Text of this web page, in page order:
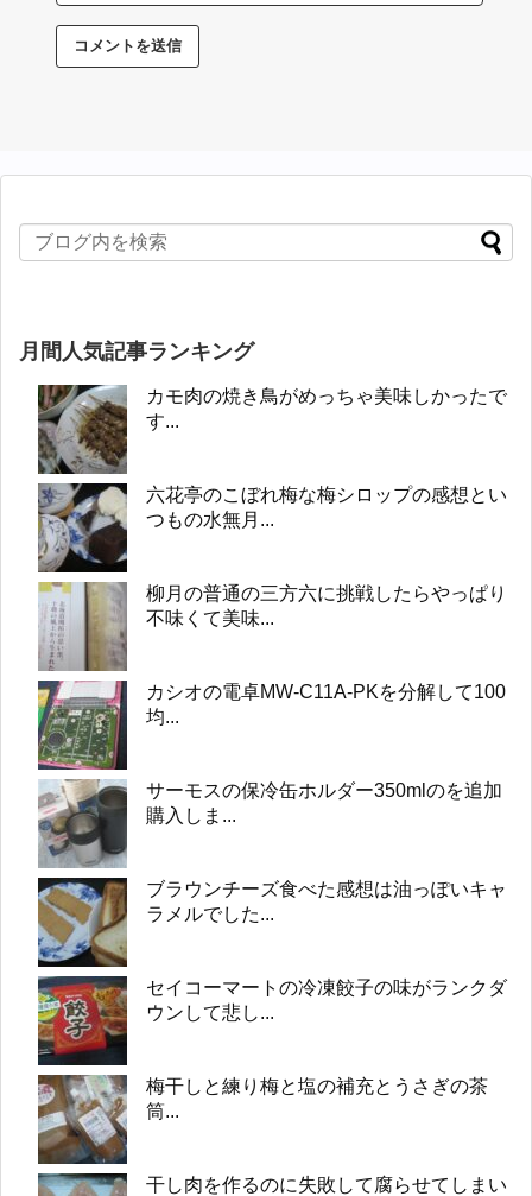
月間人気記事ランキング
カモ肉の焼き鳥がめっちゃ美味しかったで
す...
六花亭のこぼれ梅な梅シロップの感想とい
つもの水無月...
柳月の普通の三方六に挑戦したらやっぱり
不味くて美味...
カシオの電卓MW-C11A-PKを分解して100
均...
サーモスの保冷缶ホルダー350mlのを追加
購入しま...
ブラウンチーズ食べた感想は油っぽいキャ
ラメルでした...
セイコーマートの冷凍餃子の味がランクダ
ウンして悲し...
梅干しと練り梅と塩の補充とうさぎの茶
筒...
干し肉を作るのに失敗して腐らせてしまい